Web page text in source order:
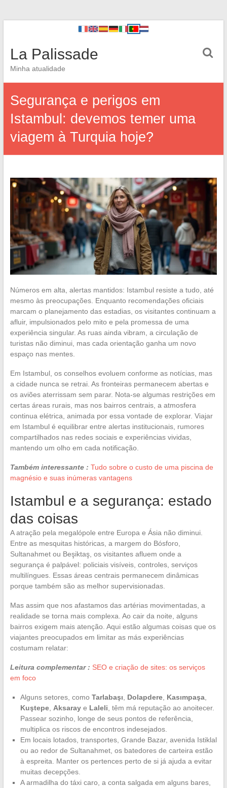
La Palissade
Minha atualidade
Segurança e perigos em
Istambul: devemos temer uma
viagem à Turquia hoje?
Números em alta, alertas mantidos: Istambul resiste a tudo, até
mesmo às preocupações. Enquanto recomendações oficiais
marcam o planejamento das estadias, os visitantes continuam a
afluir, impulsionados pelo mito e pela promessa de uma
experiência singular. As ruas ainda vibram, a circulação de
turistas não diminui, mas cada orientação ganha um novo
espaço nas mentes.
Em Istambul, os conselhos evoluem conforme as notícias, mas
a cidade nunca se retrai. As fronteiras permanecem abertas e
os aviões aterrissam sem parar. Nota-se algumas restrições em
certas áreas rurais, mas nos bairros centrais, a atmosfera
continua elétrica, animada por essa vontade de explorar. Viajar
em Istambul é equilibrar entre alertas institucionais, rumores
compartilhados nas redes sociais e experiências vividas,
mantendo um olho em cada notificação.
Também interessante : Tudo sobre o custo de uma piscina de
magnésio e suas inúmeras vantagens
Istambul e a segurança: estado
das coisas
A atração pela megalópole entre Europa e Ásia não diminui.
Entre as mesquitas históricas, a margem do Bósforo,
Sultanahmet ou Beşiktaş, os visitantes afluem onde a
segurança é palpável: policiais visíveis, controles, serviços
multilíngues. Essas áreas centrais permanecem dinâmicas
porque também são as melhor supervisionadas.
Mas assim que nos afastamos das artérias movimentadas, a
realidade se torna mais complexa. Ao cair da noite, alguns
bairros exigem mais atenção. Aqui estão algumas coisas que os
viajantes preocupados em limitar as más experiências
costumam relatar:
Leitura complementar : SEO e criação de sites: os serviços
em foco
Alguns setores, como Tarlabaşı Dolapdere, Kasımpaşa,
Kuştepe, Aksaraye Laleli , têm má reputação ao anoitecer.
Passear sozinho, longe de seus pontos de referência,
multiplica os riscos de encontros indesejados.
Em locais lotados, transportes, Grande Bazar, avenida Istiklal
ou ao redor de Sultanahmet, os batedores de carteira estão
à espreita. Manter os pertences perto de si já ajuda a evitar
muitas decepções.
A armadilha do táxi caro, a conta salgada em alguns bares,